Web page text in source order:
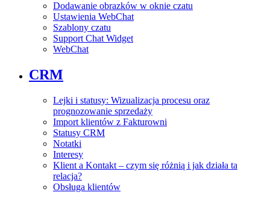
Dodawanie obrazków w oknie czatu
Ustawienia WebChat
Szablony czatu
Support Chat Widget
WebChat
CRM
Lejki i statusy: Wizualizacja procesu oraz
prognozowanie sprzedaży
Import klientów z Fakturowni
Statusy CRM
Notatki
Interesy
Klient a Kontakt – czym się różnią i jak działa ta
relacja?
Obsługa klientów